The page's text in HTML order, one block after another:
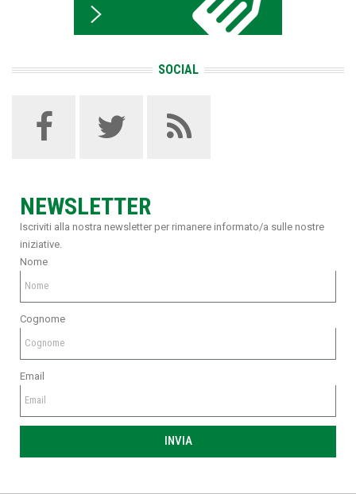
SOCIAL
NEWSLETTER
Iscriviti alla nostra newsletter per rimanere informato/a sulle nostre
iniziative.
Nome
Cognome
Email
INVIA